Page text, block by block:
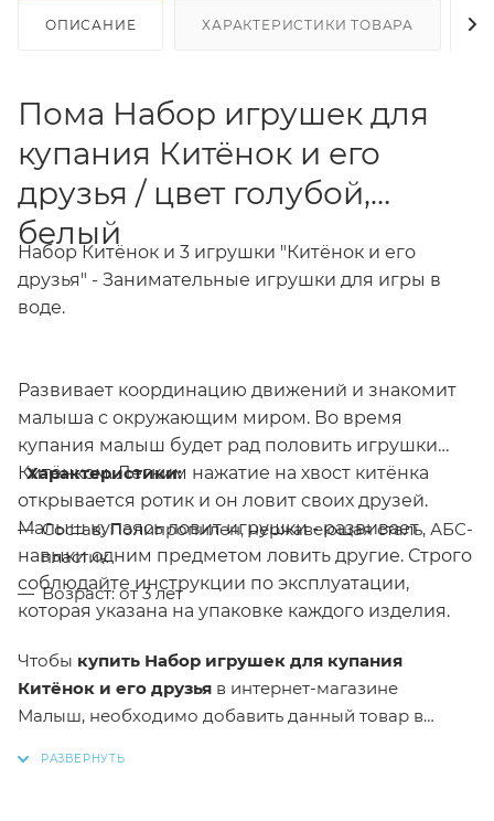
ОПИСАНИЕ ХАРАКТЕРИСТИКИ ТОВАРА
Пома Набор игрушек для
купания Китёнок и его
друзья / цвет голубой,
белый
Набор Китёнок и 3 игрушки "Китёнок и его
друзья" - Занимательные игрушки для игры в
воде.
Развивает координацию движений и знакомит
малыша с окружающим миром. Во время
купания малыш будет рад половить игрушки
Китёнком. Легким нажатие на хвост китёнка
открывается ротик и он ловит своих друзей.
Малыш купаясь ловит игрушки - развивает
навыки одним предметом ловить другие. Строго
соблюдайте инструкции по эксплуатации,
которая указана на упаковке каждого изделия.
Характеристики:
Состав: Полипропилен, нержавеющая сталь, АБС-
пластик
Возраст: от 3 лет
Чтобы купить Набор игрушек для купания
Китёнок и его друзья в интернет-магазине
Малыш, необходимо добавить данный товар в